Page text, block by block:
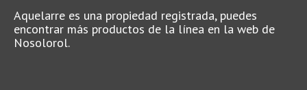
Aquelarre es una propiedad registrada, puedes
encontrar más productos de la línea en la web de
Nosolorol.